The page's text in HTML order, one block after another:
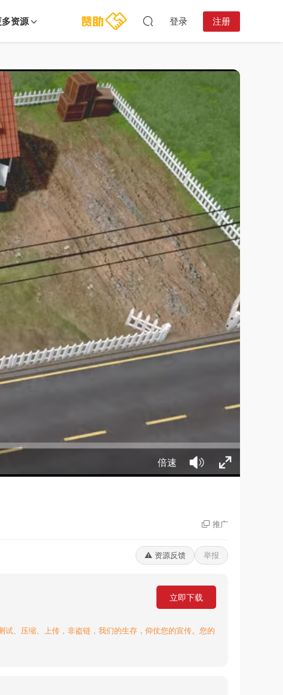
资源 登录 注册
倍速
推广
⚠️ 资源反馈 举报
立即下载
、压缩、上传，非盗链，我们的生存，仰仗您的宣传。您的